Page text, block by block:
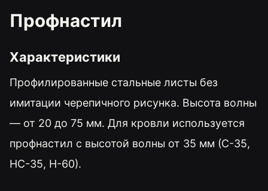
Профнастил
Характеристики
Профилированные стальные листы без
имитации черепичного рисунка. Высота волны
— от 20 до 75 мм. Для кровли используется
профнастил с высотой волны от 35 мм (С-35,
НС-35, Н-60).